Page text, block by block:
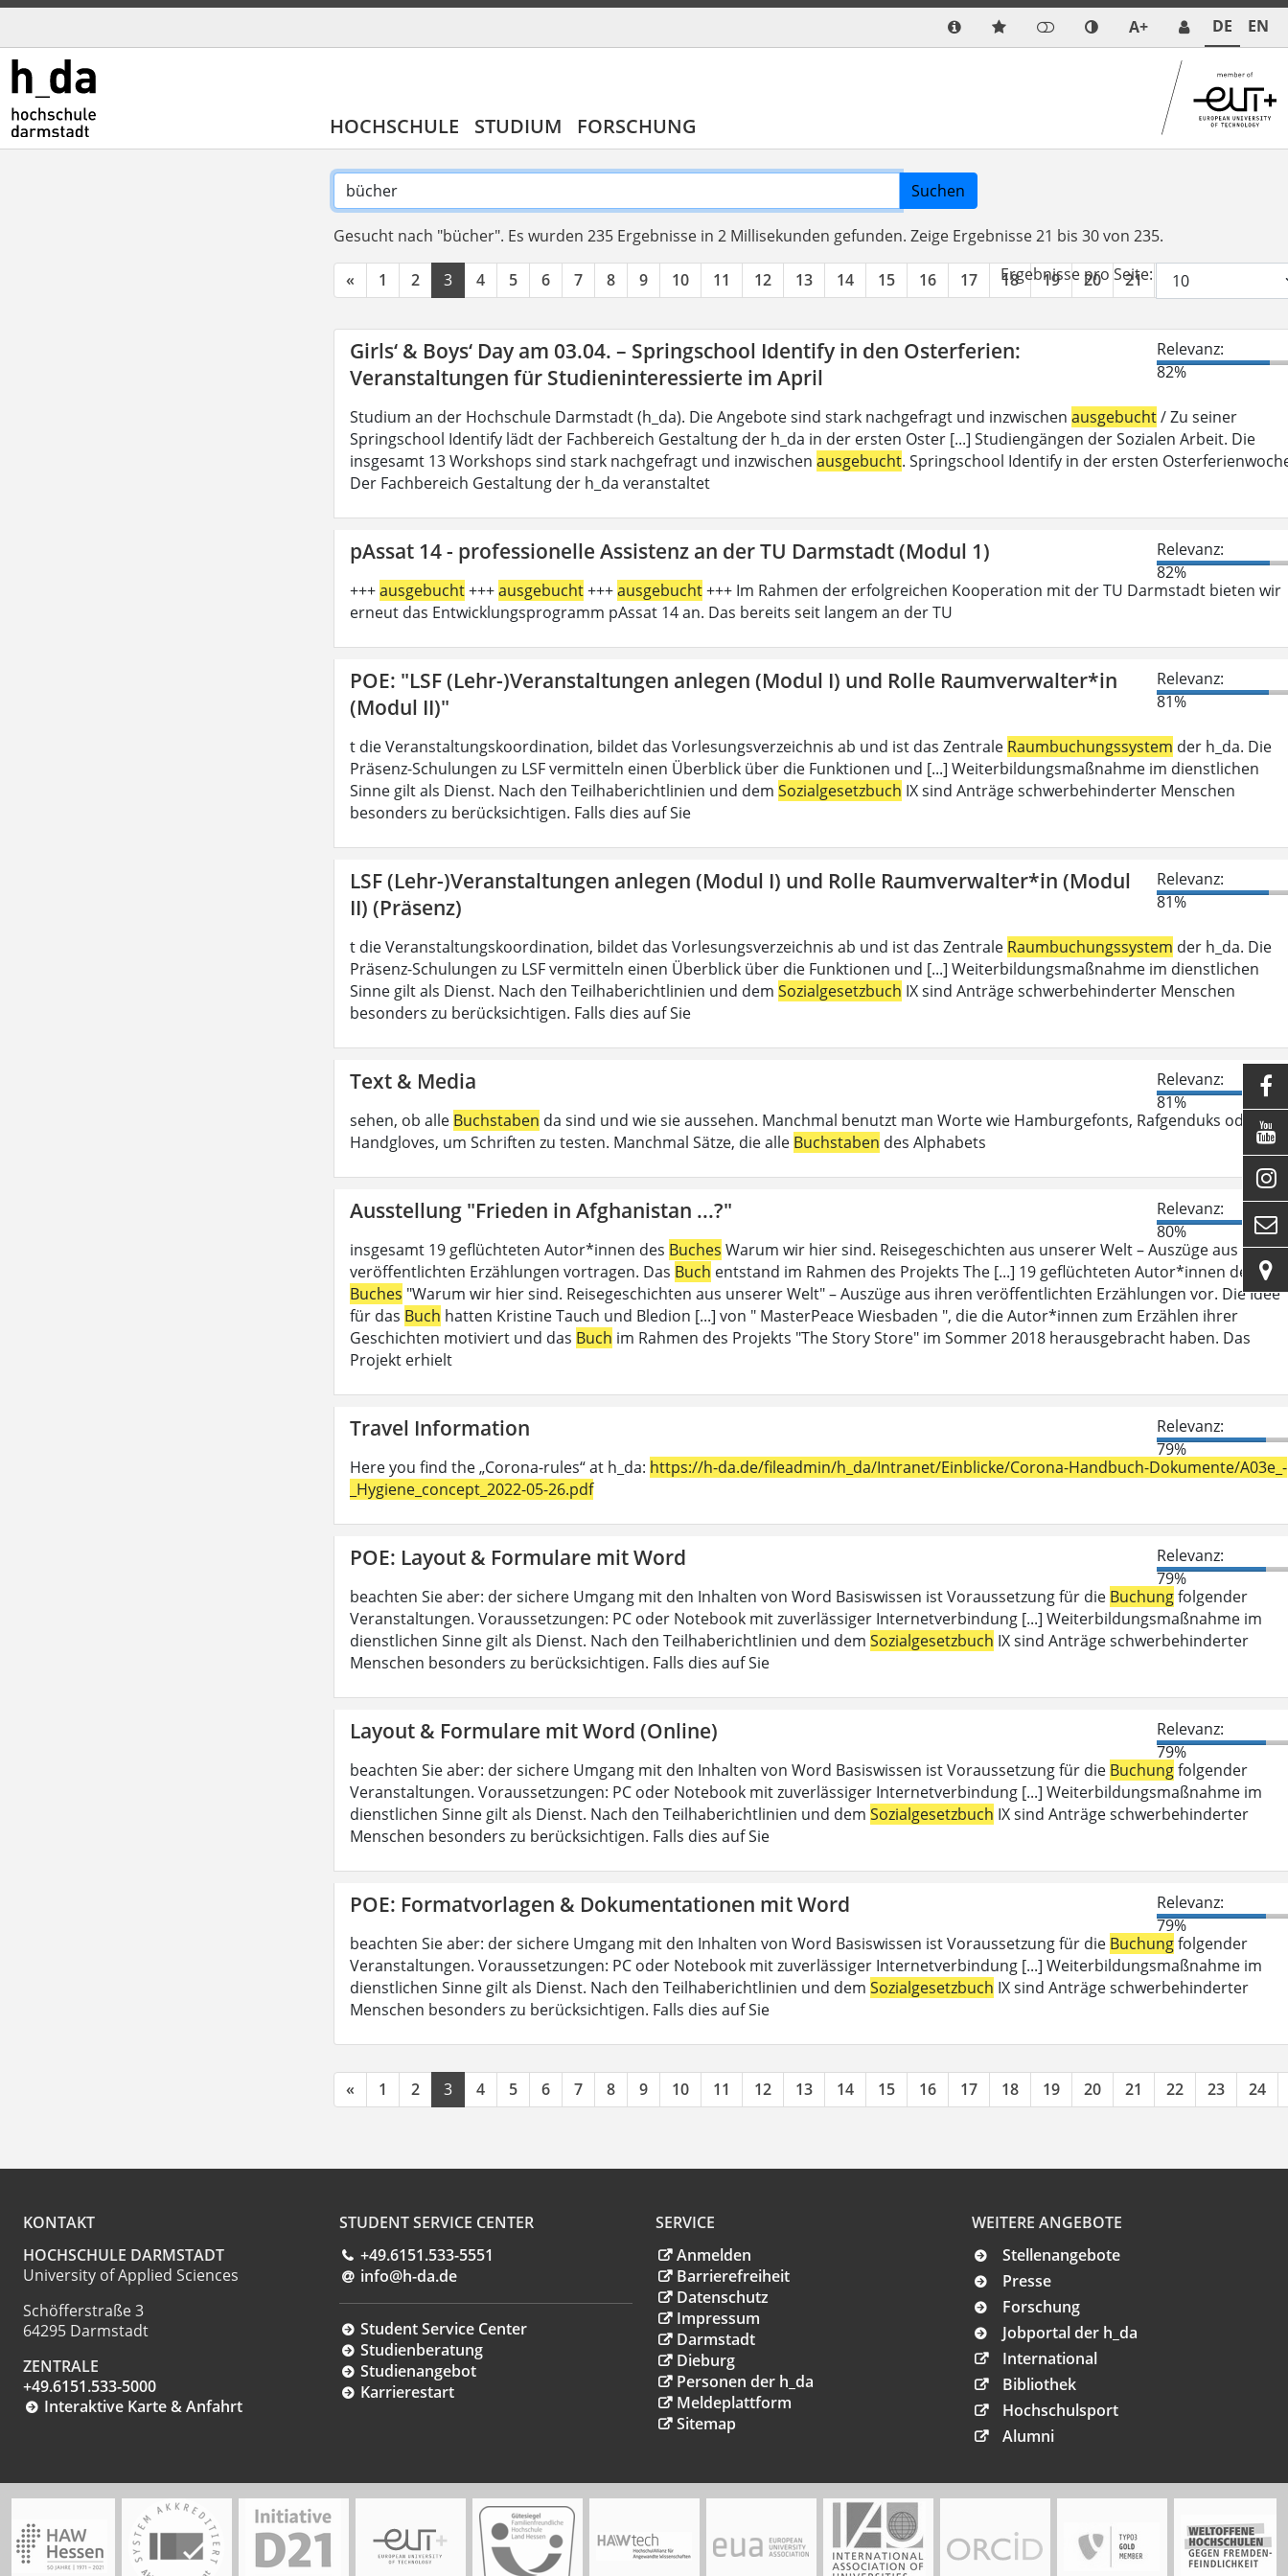
A+ DE EN
HOCHSCHULE STUDIUM FORSCHUNG
Suchen
Gesucht nach "bücher". Es wurden 235 Ergebnisse in 2 Millisekunden gefunden. Zeige Ergebnisse 21 bis 30 von 235.
« 1 2 3 4 5 6 7 8 9 10 11 12 13 14 15 16 17 18 19 20 21 22
Ergebnisse pro Seite:
Girls‘ & Boys‘ Day am 03.04. – Springschool Identify in den Osterferien:
Veranstaltungen für Studieninteressierte im April
Relevanz:
82%
Studium an der Hochschule Darmstadt (h_da). Die Angebote sind stark nachgefragt und inzwischen ausgebucht/ Zu seiner
Springschool Identify lädt der Fachbereich Gestaltung der h_da in der ersten Oster [...] Studiengängen der Sozialen Arbeit. Die
insgesamt 13 Workshops sind stark nachgefragt und inzwischen ausgebucht. Springschool Identify in der ersten
Der Fachbereich Gestaltung der h_da veranstaltet
pAssat 14 - professionelle Assistenz an der TU Darmstadt (Modul 1)
Relevanz:
82%
+++ausgebucht+++ausgebucht+++ausgebucht+++ Im Rahmen der erfolgreichen Kooperation mit der TU Darmstadt bieten wir
erneut das Entwicklungsprogramm pAssat 14 an. Das bereits seit langem an der TU
POE: "LSF (Lehr-)Veranstaltungen anlegen (Modul I) und Rolle Raumverwalter*in
(Modul II)"
Relevanz:
81%
t die Veranstaltungskoordination, bildet das Vorlesungsverzeichnis ab und ist das Zentrale Raumbuchungssystem der h_da. Die
Präsenz-Schulungen zu LSF vermitteln einen Überblick über die Funktionen und [...] Weiterbildungsmaßnahme im dienstlichen
Sinne gilt als Dienst. Nach den Teilhaberichtlinien und dem Sozialgesetzbuch IX sind Anträge schwerbehinderter Menschen
besonders zu berücksichtigen. Falls dies auf Sie
LSF (Lehr-)Veranstaltungen anlegen (Modul I) und Rolle Raumverwalter*in (Modul
II) (Präsenz)
Relevanz:
81%
t die Veranstaltungskoordination, bildet das Vorlesungsverzeichnis ab und ist das Zentrale Raumbuchungssystem der h_da. Die
Präsenz-Schulungen zu LSF vermitteln einen Überblick über die Funktionen und [...] Weiterbildungsmaßnahme im dienstlichen
Sinne gilt als Dienst. Nach den Teilhaberichtlinien und dem Sozialgesetzbuch IX sind Anträge schwerbehinderter Menschen
besonders zu berücksichtigen. Falls dies auf Sie
Text & Media
Relevanz:
81%
sehen, ob alle Buchstaben da sind und wie sie aussehen. Manchmal benutzt man Worte wie Hamburgefonts, Rafgenduks oder
Handgloves, um Schriften zu testen. Manchmal Sätze, die alle Buchstaben des Alphabets
Ausstellung "Frieden in Afghanistan ...?"
Relevanz:
80%
insgesamt 19 geflüchteten Autor*innen des Buches Warum wir hier sind. Reisegeschichten aus unserer Welt – Auszüge aus ihren
veröffentlichten Erzählungen vortragen. Das Buch entstand im Rahmen des Projekts The [...] 19 geflüchteten Autor*innen des
Buches "Warum wir hier sind. Reisegeschichten aus unserer Welt" – Auszüge aus ihren veröffentlichten Erzählungen vor. Die Idee
für das Buch hatten Kristine Tauch und Bledion [...] von " MasterPeace Wiesbaden ", die die Autor*innen zum Erzählen ihrer
Geschichten motiviert und das Buch im Rahmen des Projekts "The Story Store" im Sommer 2018 herausgebracht haben. Das
Projekt erhielt
Travel Information
Relevanz:
79%
Here you find the „Corona-rules“ at h_da: https://h-da.de/fileadmin/h_da/Intranet/Einblicke/Corona-Handbuch-Dokumente/A03e_-
_Hygiene_concept_2022-05-26.pdf
POE: Layout & Formulare mit Word
Relevanz:
79%
beachten Sie aber: der sichere Umgang mit den Inhalten von Word Basiswissen ist Voraussetzung für die Buchungfolgender
Veranstaltungen. Voraussetzungen: PC oder Notebook mit zuverlässiger Internetverbindung [...] Weiterbildungsmaßnahme im
dienstlichen Sinne gilt als Dienst. Nach den Teilhaberichtlinien und dem Sozialgesetzbuch IX sind Anträge schwerbehinderter
Menschen besonders zu berücksichtigen. Falls dies auf Sie
Layout & Formulare mit Word (Online)
Relevanz:
79%
beachten Sie aber: der sichere Umgang mit den Inhalten von Word Basiswissen ist Voraussetzung für die Buchungfolgender
Veranstaltungen. Voraussetzungen: PC oder Notebook mit zuverlässiger Internetverbindung [...] Weiterbildungsmaßnahme im
dienstlichen Sinne gilt als Dienst. Nach den Teilhaberichtlinien und dem Sozialgesetzbuch IX sind Anträge schwerbehinderter
Menschen besonders zu berücksichtigen. Falls dies auf Sie
POE: Formatvorlagen & Dokumentationen mit Word
Relevanz:
79%
beachten Sie aber: der sichere Umgang mit den Inhalten von Word Basiswissen ist Voraussetzung für die Buchungfolgender
Veranstaltungen. Voraussetzungen: PC oder Notebook mit zuverlässiger Internetverbindung [...] Weiterbildungsmaßnahme im
dienstlichen Sinne gilt als Dienst. Nach den Teilhaberichtlinien und dem Sozialgesetzbuch IX sind Anträge schwerbehinderter
Menschen besonders zu berücksichtigen. Falls dies auf Sie
« 1 2 3 4 5 6 7 8 9 10 11 12 13 14 15 16 17 18 19 20 21 22 23 24
KONTAKT
HOCHSCHULE DARMSTADT
University of Applied Sciences
Schöfferstraße 3
64295 Darmstadt
ZENTRALE
+49.6151.533-5000
Interaktive Karte & Anfahrt
STUDENT SERVICE CENTER
+49.6151.533-5551
info@h-da.de
Student Service Center
Studienberatung
Studienangebot
Karrierestart
SERVICE
Anmelden
Barrierefreiheit
Datenschutz
Impressum
Darmstadt
Dieburg
Personen der h_da
Meldeplattform
Sitemap
WEITERE ANGEBOTE
Stellenangebote
Presse
Forschung
Jobportal der h_da
International
Bibliothek
Hochschulsport
Alumni




